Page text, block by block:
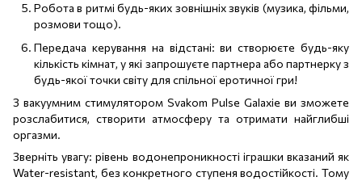
Робота в ритмі будь-яких зовнішніх звуків (музика, фільми,
розмови тощо).
Передача керування на відстані: ви створюєте будь-яку
кількість кімнат, у які запрошуєте партнера або партнерку з
будь-якої точки світу для спільної еротичної гри!
З вакуумним стимулятором Svakom Pulse Galaxie ви зможете
розслабитися, створити атмосферу та отримати найглибші
оргазми.
Зверніть увагу: рівень водонепроникності іграшки вказаний як
Water-resistant, без конкретного ступеня водостійкості. Тому